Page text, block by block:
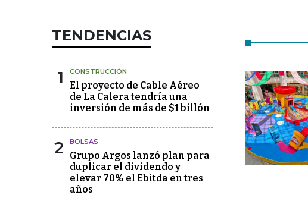
TENDENCIAS
1 CONSTRUCCIÓN
El proyecto de Cable Aéreo
de La Calera tendría una
inversión de más de $1 billón
2 BOLSAS
Grupo Argos lanzó plan para
duplicar el dividendo y
elevar 70% el Ebitda en tres
años